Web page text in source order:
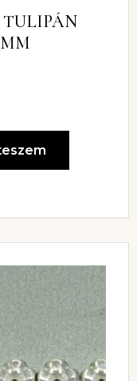
TULIPÁN